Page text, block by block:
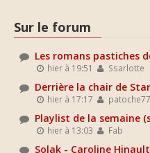
Sur le forum
Les romans pastiches
hier à 19:51 Ssarlotte
Derrière la chair de
hier à 17:17 patoche77
Playlist de la semaine
hier à 13:03 Fab
Solak - Caroline